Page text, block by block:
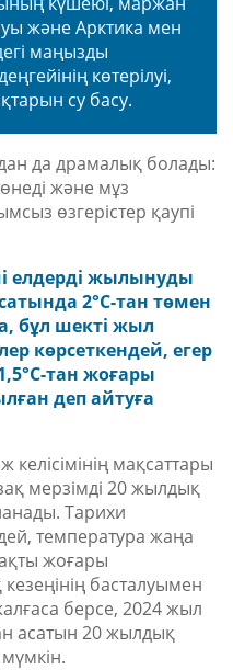
және Арктика мен
маңызды
көтерілуі,
су басу.
да драмалық болады:
және мұз
өзгерістер қаупі
елдерді жылынуды
2°C-тан төмен
бұл шекті жыл
көрсеткендей, егер
тан жоғары
деп айтуға
мақсаттары
мерзімді 20 жылдық
Тарихи
температура жаңа
жоғары
басталуымен
берсе, 2024 жыл
асатын 20 жылдық